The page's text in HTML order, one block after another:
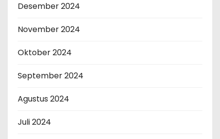
Desember 2024
November 2024
Oktober 2024
September 2024
Agustus 2024
Juli 2024